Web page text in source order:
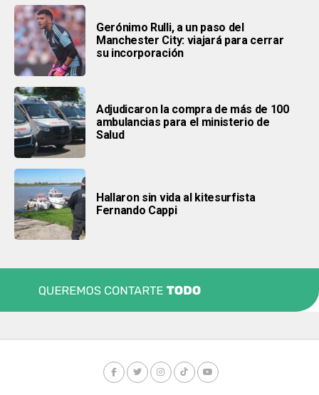
Gerónimo Rulli, a un paso del
Manchester City: viajará para cerrar
su incorporación
Adjudicaron la compra de más de 100
ambulancias para el ministerio de
Salud
Hallaron sin vida al kitesurfista
Fernando Cappi